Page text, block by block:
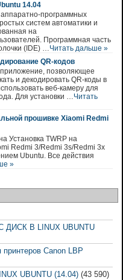
14.04
программных
систем автоматики и
на
Программная часть
(IDE) …Читать дальше »
QR-кодов
позволяющее
и декодировать QR-коды в
веб-камеру для
Для установки …Читать
прошивке Xiaomi Redmi
Установка TWRP на
Redmi 3/Redmi 3s/Redmi 3x
Ubuntu. Все действия
»
В LINUX UBUNTU
Canon LBP
UBUNTU (14.04) (43 590)